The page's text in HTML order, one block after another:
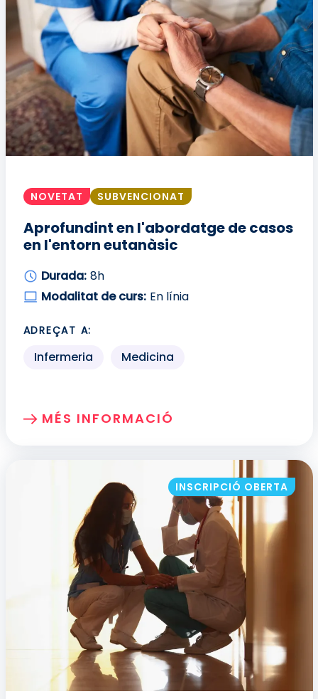
NOVETAT SUBVENCIONAT
Aprofundint en l'abordatge de casos
en l'entorn eutanàsic
Durada: 8h
Modalitat de curs: En línia
ADREÇAT A:
Infermeria Medicina
MÉS INFORMACIÓ
SOBRE: APROFUNDINT EN
INSCRIPCIÓ OBERTA